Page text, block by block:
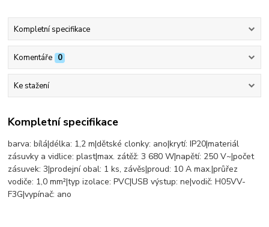
Kompletní specifikace
Komentáře 0
Ke stažení
Kompletní specifikace
barva: bílá|délka: 1,2 m|dětské clonky: ano|krytí: IP20|materiál
zásuvky a vidlice: plast|max. zátěž: 3 680 W|napětí: 250 V~|počet
zásuvek: 3|prodejní obal: 1 ks, závěs|proud: 10 A max.|průřez
vodiče: 1,0 mm²|typ izolace: PVC|USB výstup: ne|vodič: H05VV-
F3G|vypínač: ano